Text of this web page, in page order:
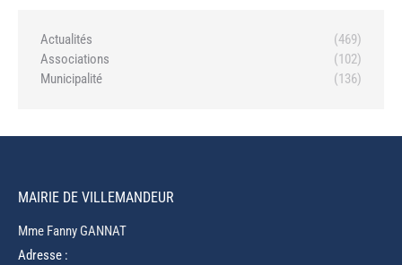
Actualités
(469)
Associations
(102)
Municipalité
(136)
MAIRIE DE VILLEMANDEUR
Mme Fanny GANNAT
Adresse :